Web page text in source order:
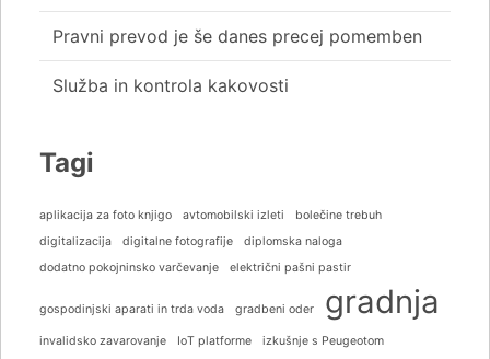
Pravni prevod je še danes precej pomemben
Služba in kontrola kakovosti
Tagi
aplikacija za foto knjigo avtomobilski izleti
bolečine trebuh
digitalizacija
digitalne fotografije
diplomska naloga
dodatno pokojninsko varčevanje
električni pašni pastir
gospodinjski aparati in trda voda gradbeni oder gradnja
invalidsko zavarovanje IoT platforme
izkušnje s Peugeotom